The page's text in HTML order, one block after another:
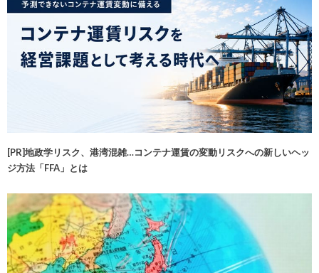
[PR]地政学リスク、港湾混雑…コンテナ運賃の変動リスクへの新しいヘッ
ジ方法「FFA」とは